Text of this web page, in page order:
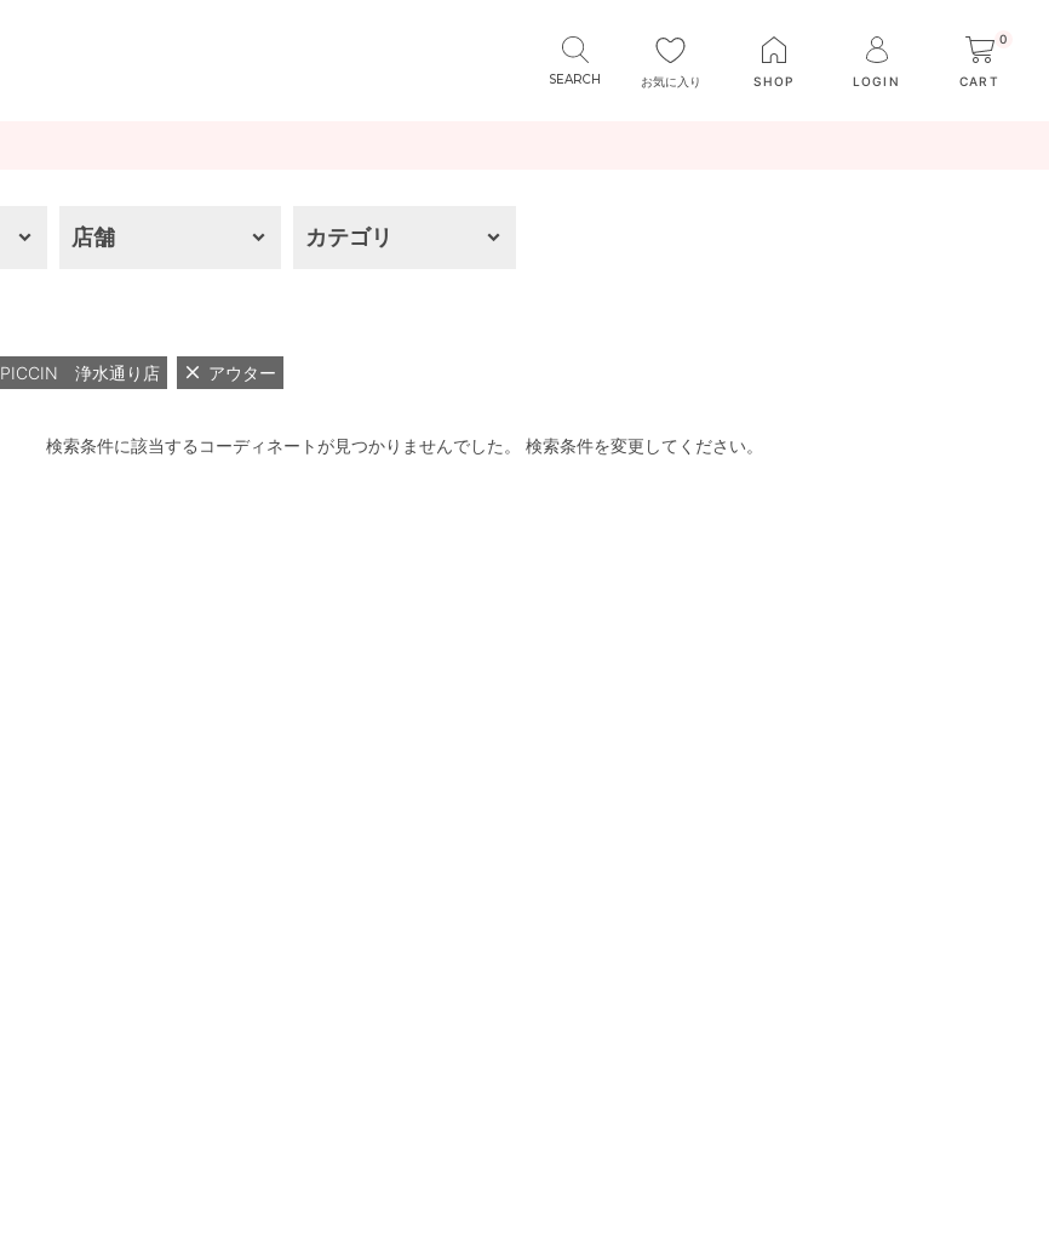
お気に入り SHOP LOGIN
0
CART
店舗 カテゴリ
PICCIN 浄水通り店 アウター
検索条件に該当するコーディネートが見つかりませんでした。 検索条件を変更してください。